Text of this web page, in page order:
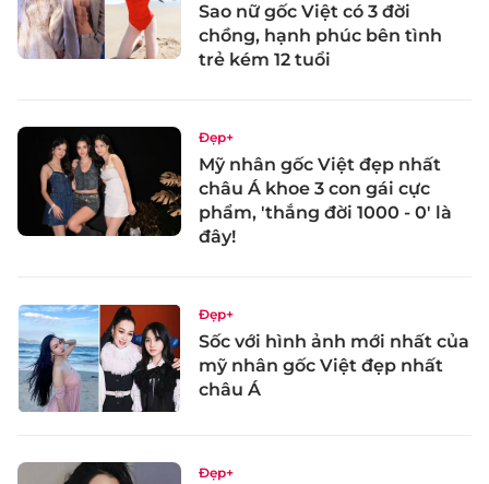
Sao nữ gốc Việt có 3 đời
chồng, hạnh phúc bên tình
trẻ kém 12 tuổi
Đẹp+
Mỹ nhân gốc Việt đẹp nhất
châu Á khoe 3 con gái cực
phẩm, 'thắng đời 1000 - 0' là
đây!
Đẹp+
Sốc với hình ảnh mới nhất của
mỹ nhân gốc Việt đẹp nhất
châu Á
Đẹp+